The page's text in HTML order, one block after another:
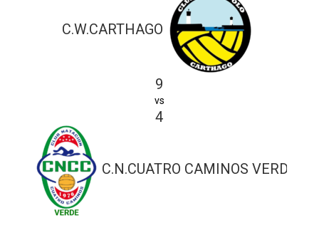
C.W.CARTHAGO
9
vs
4
C.N.CUATRO CAMINOS VERDE